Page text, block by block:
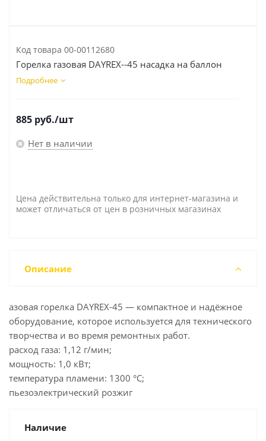
Код товара 00-00112680
Горелка газовая DAYREX--45 насадка на баллон
Подробнее
885 руб./шт
Нет в наличии
Цена действительна только для интернет-магазина и
может отличаться от цен в розничных магазинах
Описание
азовая горелка DAYREX-45 — компактное и надёжное
оборудование, которое используется для технического
творчества и во время ремонтных работ.
расход газа: 1,12 г/мин;
мощность: 1,0 кВт;
температура пламени: 1300 °С;
пьезоэлектрический розжиг
Наличие